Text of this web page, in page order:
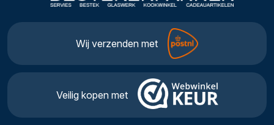
Wij verzenden met
Veilig kopen met